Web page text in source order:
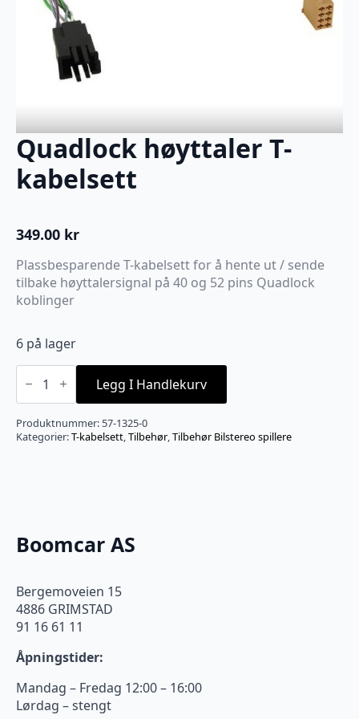
Quadlock høyttaler T-
kabelsett
349.00 kr
Plassbesparende T-kabelsett for å hente ut / sende
tilbake høyttalersignal på 40 og 52 pins Quadlock
koblinger
6 på lager
Quadlock
høyttaler
kabelsett
antall
Legg I Handlekurv
Produktnummer: 57-1325-0
Kategorier:T-kabelsett,Tilbehør,Tilbehør Bilstereo spillere
Boomcar AS
Bergemoveien 15
4886 GRIMSTAD
91 16 61 11
Åpningstider:
Mandag – Fredag 12:00 – 16:00
Lørdag – stengt